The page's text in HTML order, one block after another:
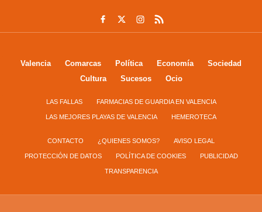
Valencia Comarcas Política Economía
Sociedad
Cultura
Sucesos Ocio
LAS FALLAS FARMACIAS DE GUARDIA EN VALENCIA
LAS MEJORES PLAYAS DE VALENCIA HEMEROTECA
CONTACTO ¿QUIENES SOMOS? AVISO LEGAL
PROTECCIÓN DE DATOS POLÍTICA DE COOKIES PUBLICIDAD
TRANSPARENCIA